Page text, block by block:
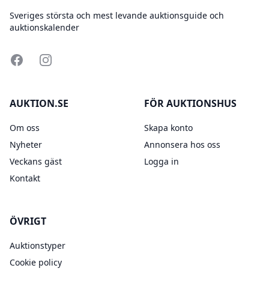
Sveriges största och mest levande auktionsguide och
auktionskalender
FacebookInstagram
AUKTION.SE
Om oss
Nyheter
Veckans gäst
Kontakt
ÖVRIGT
Auktionstyper
Cookie policy
FÖR AUKTIONSHUS
Skapa konto
Annonsera hos oss
Logga in